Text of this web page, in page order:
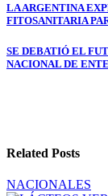
Navegación
entradas
LA ARGENTINA
FITOSANITARIA
SE DEBATIÓ EL
NACIONAL DE
Related Posts
NACIONALES